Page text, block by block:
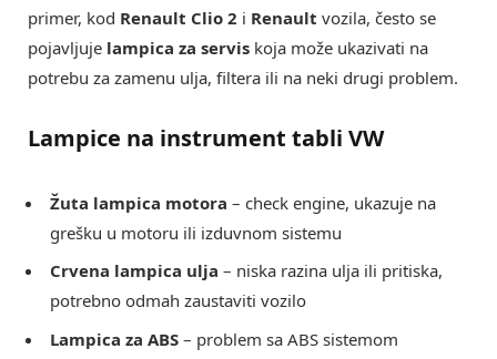
primer, kod Renault Clio 2 i Renault vozila, često se
pojavljuje lampica za servis koja može ukazivati na
potrebu za zamenu ulja, filtera ili na neki drugi problem.
Lampice na instrument tabli VW
Žuta lampica motora – check engine, ukazuje na
grešku u motoru ili izduvnom sistemu
Crvena lampica ulja – niska razina ulja ili pritiska,
potrebno odmah zaustaviti vozilo
Lampica za ABS – problem sa ABS sistemom